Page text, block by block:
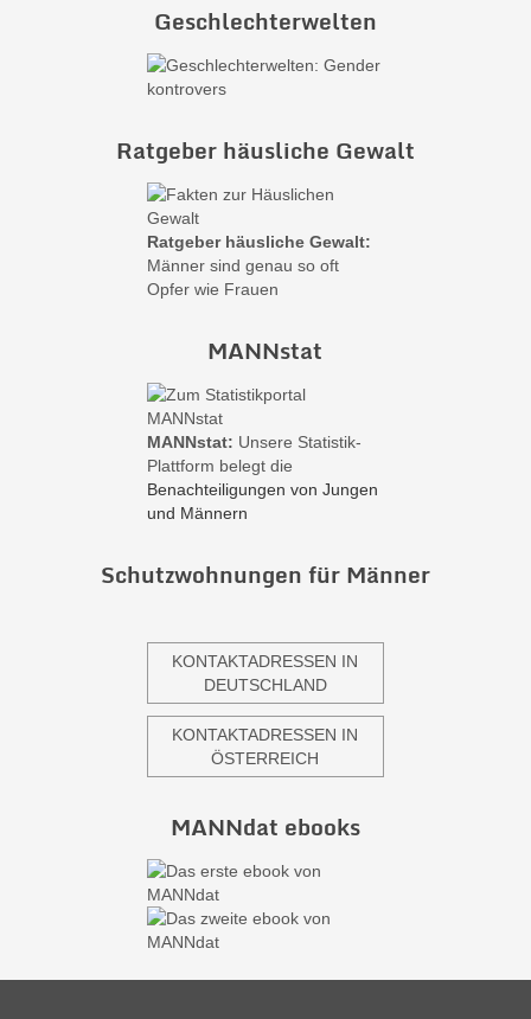
Geschlechterwelten
Ratgeber häusliche Gewalt
Ratgeber häusliche Gewalt:
Männer sind genau so oft
Opfer wie Frauen
MANNstat
MANNstat: Unsere Statistik-
Plattform belegt die
Benachteiligungen von Jungen
und Männern
Schutzwohnungen für Männer
KONTAKTADRESSEN IN
DEUTSCHLAND
KONTAKTADRESSEN IN
ÖSTERREICH
MANNdat ebooks